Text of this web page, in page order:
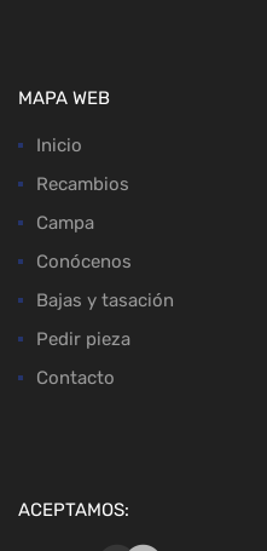
MAPA WEB
Inicio
Recambios
Campa
Conócenos
Bajas y tasación
Pedir pieza
Contacto
ACEPTAMOS: